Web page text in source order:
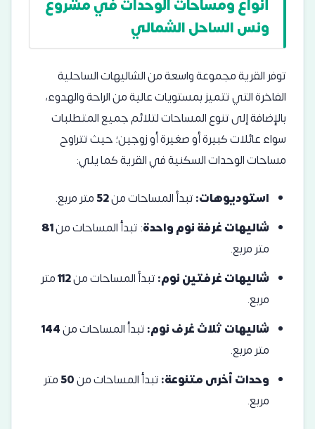
أنواع ومساحات الوحدات في مشروع
ونس الساحل الشمالي
توفر القرية مجموعة واسعة من الشاليهات الساحلية
الفاخرة التي تتميز بمستويات عالية من الراحة والهدوء،
بالإضافة إلى تنوع المساحات لتلائم جميع المتطلبات
سواء عائلات كبيرة أو صغيرة أو زوجين؛ حيث تتراوح
مساحات الوحدات السكنية في القرية كما يلي:
استوديوهات:تبدأ المساحات من52متر مربع.
شاليهات غرفة نوم واحدة: تبدأ المساحات من81
متر مربع.
شاليهات غرفتين نوم:تبدأ المساحات من
متر
مربع.
شاليهات ثلاث غرف نوم:تبدأ المساحات من
متر مربع.
وحدات أخرى متنوعة:تبدأ المساحات من50متر
مربع.